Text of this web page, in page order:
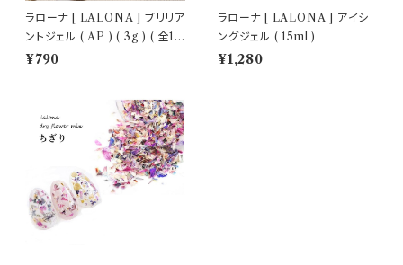
ラローナ [ LALONA ] ブリリア
ントジェル ( AP ) ( 3g ) ( 全10
色 )
¥790
ラローナ [ LALONA ] アイシ
ングジェル ( 15ml )
¥1,280